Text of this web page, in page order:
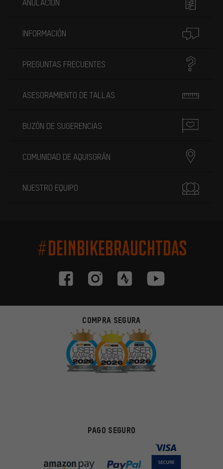
ANULACIÓN
INFORMACIÓN
PREGUNTAS FRECUENTES
ASESORAMIENTO DE TALLAS
BUZÓN DE SUGERENCIAS
COMUNIDAD DE AQUISGRÁN
NUESTRO EQUIPO
#DEINBIKEBRAUCHTDAS
COMPRA SEGURA
PAGO SEGURO